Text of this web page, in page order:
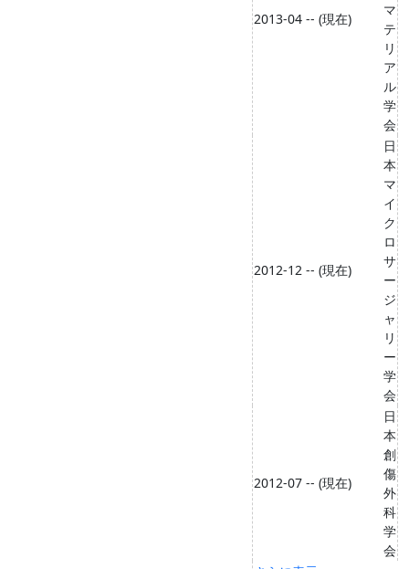
2013-04 -- (現在)
マ
テ
リ
ア
ル
学
会
2012-12 -- (現在)
日
本
マ
イ
ク
ロ
サ
ー
ジ
ャ
リ
ー
学
会
2012-07 -- (現在)
日
本
創
傷
外
科
学
会